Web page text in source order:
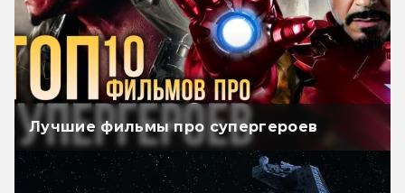
Лучшие фильмы про супергероев